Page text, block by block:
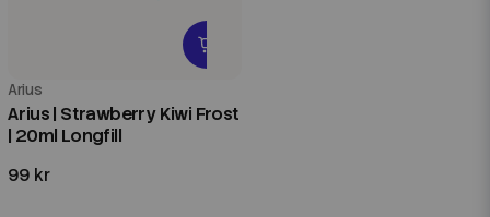
Arius
Arius | Strawberry Kiwi Frost
| 20ml Longfill
99 kr